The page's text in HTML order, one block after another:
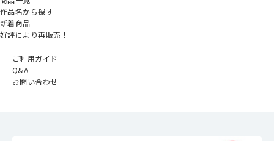
作品名から探す
新着商品
好評により再販売！
ご利用ガイド
Q&A
お問い合わせ